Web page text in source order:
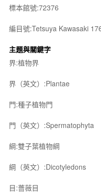
標本館號:72376
編目號:Tetsuya Kawasaki
主題與關鍵字
界:植物界
界（英文）:Plantae
門:種子植物門
門（英文）:Spermatophyta
綱:雙子葉植物綱
綱（英文）:Dicotyledons
目:薔薇目